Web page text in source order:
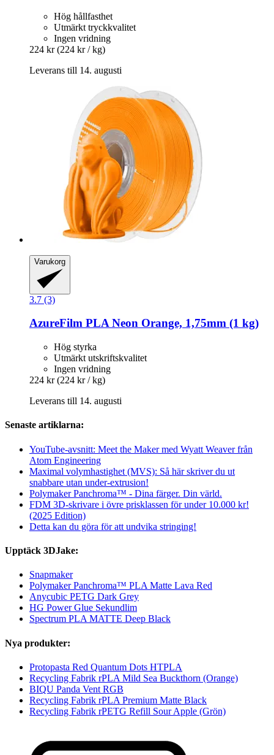
Hög hållfasthet
Utmärkt tryckkvalitet
Ingen vridning
224 kr (224 kr / kg)
Leverans till 14. augusti
Varukorg
3.7 (3)
AzureFilm PLA Neon Orange, 1,75mm (1 kg)
Hög styrka
Utmärkt utskriftskvalitet
Ingen vridning
224 kr (224 kr / kg)
Leverans till 14. augusti
Senaste artiklarna:
YouTube-avsnitt: Meet the Maker med Wyatt Weaver från
Atom Engineering
Maximal volymhastighet (MVS): Så här skriver du ut
snabbare utan under-extrusion!
Polymaker Panchroma™ - Dina färger. Din värld.
FDM 3D-skrivare i övre prisklassen för under 10.000 kr!
(2025 Edition)
Detta kan du göra för att undvika stringing!
Upptäck 3DJake:
Snapmaker
Polymaker Panchroma™ PLA Matte Lava Red
Anycubic PETG Dark Grey
HG Power Glue Sekundlim
Spectrum PLA MATTE Deep Black
Nya produkter:
Protopasta Red Quantum Dots HTPLA
Recycling Fabrik rPLA Mild Sea Buckthorn (Orange)
BIQU Panda Vent RGB
Recycling Fabrik rPLA Premium Matte Black
Recycling Fabrik rPETG Refill Sour Apple (Grön)